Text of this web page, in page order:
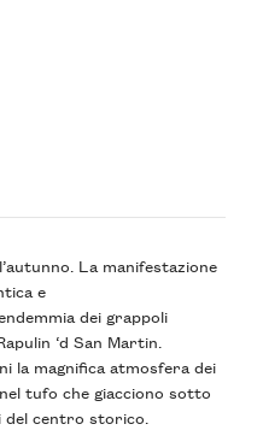
La manifestazione
e
dei grappoli
‘d San Martin.
la magnifica atmosfera dei
tufo che giacciono sotto
del centro storico.